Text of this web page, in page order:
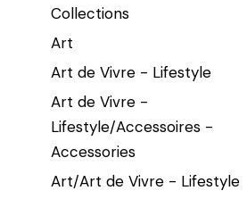
Collections
Art
Art de Vivre - Lifestyle
Art de Vivre -
Lifestyle/Accessoires -
Accessories
Art/Art de Vivre - Lifestyle